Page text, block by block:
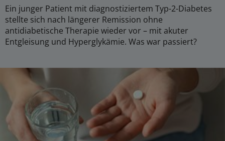
Ein junger Patient mit diagnostiziertem Typ-2-Diabetes
stellte sich nach längerer Remission ohne
antidiabetische Therapie wieder vor – mit akuter
Entgleisung und Hyperglykämie. Was war passiert?